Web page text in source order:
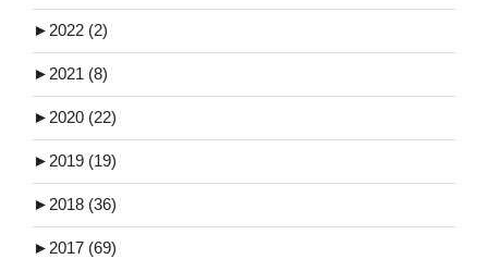
► 2022 (2)
► 2021 (8)
► 2020 (22)
► 2019 (19)
► 2018 (36)
► 2017 (69)